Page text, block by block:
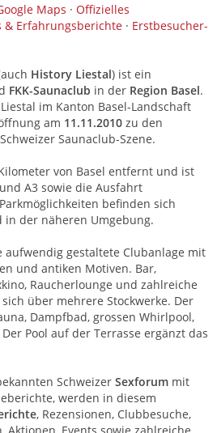
Maps · Offizielles
& Erfahrungsberichte · Erstbesucher-
History Liestal) ist ein
FKK-Saunaclub in der Region Basel.
im Kanton Basel-Landschaft
am 11.11.2010 zu den
Saunaclub-Szene.
von Basel entfernt und ist
A3 sowie die Ausfahrt
befinden sich
der näheren Umgebung.
aufwendig gestaltete Clubanlage mit
und antiken Motiven. Bar,
Raucherlounge und zahlreiche
über mehrere Stockwerke. Der
Dampfbad, grossen Whirlpool,
Pool auf der Terrasse ergänzt das
Schweizer Sexforum mit
werden in diesem
, Rezensionen, Clubbesuche,
Aktionen, Events sowie zahlreiche